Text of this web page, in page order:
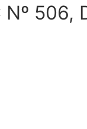
Nº 506,